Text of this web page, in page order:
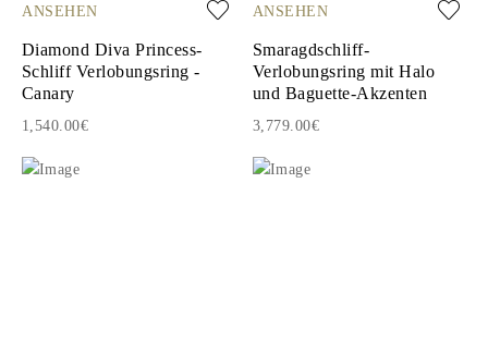
ANSEHEN
Diamond Diva Princess-
Schliff Verlobungsring -
Canary
1,540.00€
ANSEHEN
Smaragdschliff-
Verlobungsring mit Halo
und Baguette-Akzenten
3,779.00€